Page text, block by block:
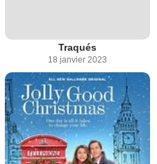
Traqués
18 janvier 2023